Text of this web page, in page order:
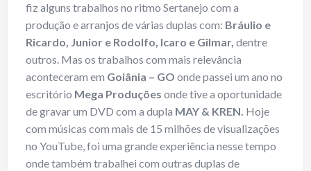
fiz alguns trabalhos no ritmo Sertanejo com a
produção e arranjos de várias duplas com: Bráulio e
Ricardo, Junior e Rodolfo, Icaro e Gilmar, dentre
outros. Mas os trabalhos com mais relevância
aconteceram em Goiânia – GO onde passei um ano no
escritório Mega Produções onde tive a oportunidade
de gravar um DVD com a dupla MAY & KREN. Hoje
com músicas com mais de 15 milhões de visualizações
no YouTube, foi uma grande experiência nesse tempo
onde também trabalhei com outras duplas de